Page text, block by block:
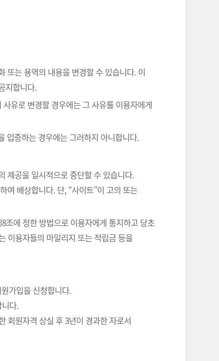
또는 용역의 내용을 변경할 수 있습니다. 이
지합니다.
유로 변경할 경우에는 그 사유를 이용자에게
입증하는 경우에는 그러하지 아니합니다.
제공을 일시적으로 중단할 수 있습니다.
여 배상합니다. 단, “사이트”이 고의 또는
에 정한 방법으로 이용자에게 통지하고 당초
이용자들의 마일리지 또는 적립금 등을
가입을 신청합니다.
다.
회원자격 상실 후 3년이 경과한 자로서